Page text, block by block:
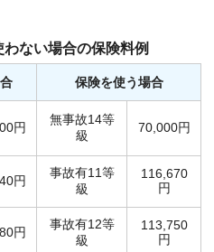
ない場合の保険料例
保険を使う場合
円
無事故14等
級
70,000円
円
事故有11等
級
116,670
円
円
事故有12等
級
113,750
円